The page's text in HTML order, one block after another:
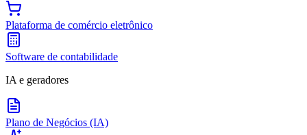
Plataforma de comércio eletrônico
Software de contabilidade
IA e geradores
Plano de Negócios (IA)